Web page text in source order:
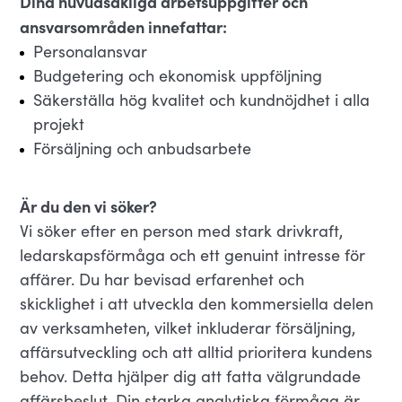
ansvarsområden innefattar:
Personalansvar
Budgetering och ekonomisk uppföljning
Säkerställa hög kvalitet och kundnöjdhet i alla
projekt
Försäljning och anbudsarbete
Är du den vi söker?
Vi söker efter en person med stark drivkraft,
ledarskapsförmåga och ett genuint intresse för
affärer. Du har bevisad erfarenhet och
skicklighet i att utveckla den kommersiella delen
av verksamheten, vilket inkluderar försäljning,
affärsutveckling och att alltid prioritera kundens
behov. Detta hjälper dig att fatta välgrundade